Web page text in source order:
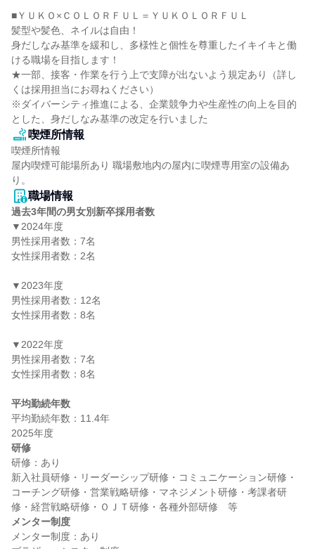
■ＹＵＫＯ×ＣＯＬＯＲＦＵＬ＝ＹＵＫＯＬＯＲＦＵＬ
髪型や髪色、ネイルは自由！
身だしなみ基準を緩和し、多様性と個性を尊重したイキイキと働
ける職場を目指します！
★一部、接客・作業を行う上で支障が出ないよう規定あり（詳し
くは採用担当にお尋ねください）
※ダイバーシティ推進による、企業競争力や生産性の向上を目的
とした、身だしなみ基準の改定を行いました
喫煙所情報
喫煙所情報
屋内喫煙可能場所あり 職場敷地内の屋内に喫煙専用室の設備あ
り。
職場情報
過去3年間の男女別新卒採用者数
▼2024年度
男性採用者数：7名
女性採用者数：2名
▼2023年度
男性採用者数：12名
女性採用者数：8名
▼2022年度
男性採用者数：7名
女性採用者数：8名
平均勤続年数
平均勤続年数：11.4年
研修
研修：あり
新入社員研修・リーダーシップ研修・コミュニケーション研修・
コーチング研修・営業戦略研修・マネジメント研修・考課者研
メンター制度
メンター制度：あり